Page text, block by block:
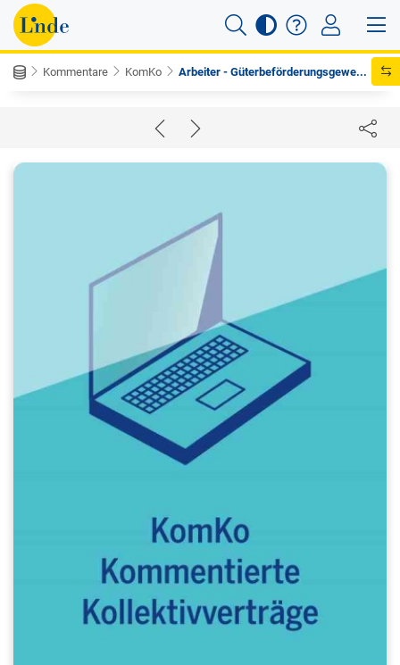
Kommentare KomKo Arbeiter - Güterbeförderungsgewe...